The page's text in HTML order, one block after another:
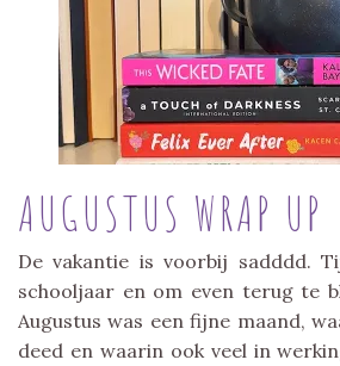
AUGUSTUS WRAP UP
De vakantie is voorbij sadddd.
schooljaar en om even terug te
Augustus was een fijne maand,
deed en waarin ook veel in